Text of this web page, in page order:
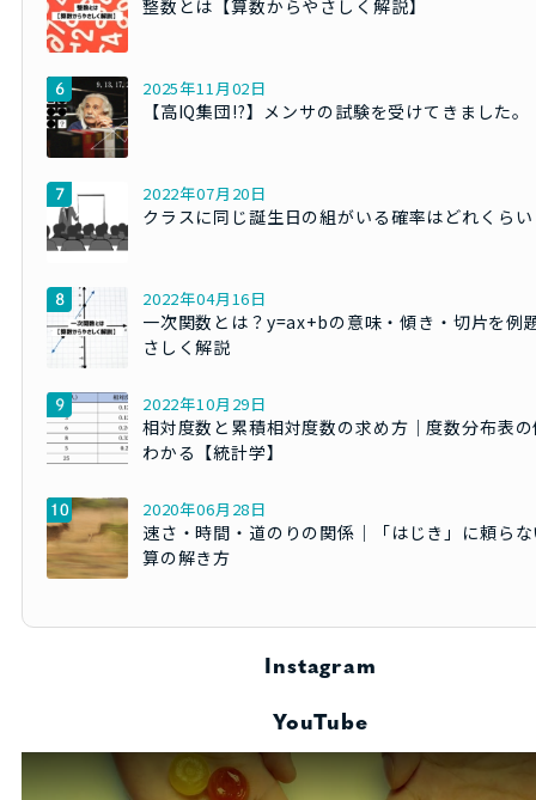
整数とは【算数からやさしく解説】
2025年11月02日
【高IQ集団!?】メンサの試験を受けてきました。
2022年07月20日
クラスに同じ誕生日の組がいる確率はどれくら
2022年04月16日
一次関数とは？y=ax+bの意味・傾き・切片を例
さしく解説
2022年10月29日
相対度数と累積相対度数の求め方｜度数分布表
わかる【統計学】
2020年06月28日
速さ・時間・道のりの関係｜「はじき」に頼ら
算の解き方
Instagram
YouTube